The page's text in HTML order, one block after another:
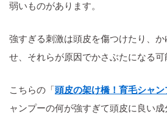
弱いものがあります。
強すぎる刺激は頭皮を傷つけたり、か
せ、それらが原因でかさぶたになる可
こちらの「頭皮の架け橋！育毛シャ
ャンプーの何が強すぎて頭皮に良い